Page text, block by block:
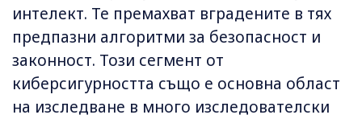
интелект. Те премахват вградените в тях
предпазни алгоритми за безопасност и
законност. Този сегмент от
киберсигурността също е основна област
на изследване в много изследователски